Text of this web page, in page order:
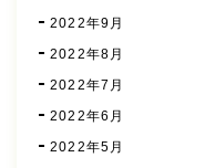
2022年9月
2022年8月
2022年7月
2022年6月
2022年5月